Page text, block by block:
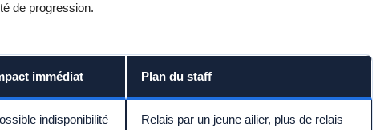
de progression.
immédiat Plan du staff
indisponibilité
Relais par un jeune ailier, plus de relais